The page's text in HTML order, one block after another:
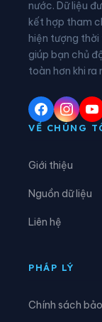
Xã Diên Hà
Xã Đồng
Xã Đông Hưng
Xã Đông Thái
Xã Đông Tiền
Xã Hưng Phú
nước. Dữ liệu
kết hợp tham
hiện tượng thời
giúp bạn chủ
toàn hơn khi ra
VỀ CHÚNG
Giới thiệu
Nguồn dữ liệu
Liên hệ
PHÁP LÝ
Chính sách